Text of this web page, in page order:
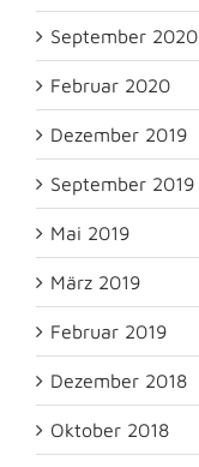
September 2020
Februar 2020
Dezember 2019
September 2019
Mai 2019
März 2019
Februar 2019
Dezember 2018
Oktober 2018